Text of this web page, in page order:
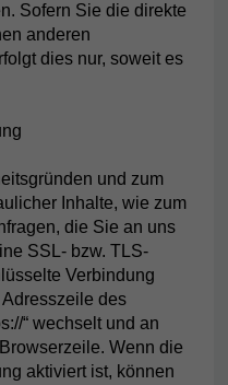
Sofern Sie die direkte
anderen
dies nur, soweit es
und zum
Inhalte, wie zum
die Sie an uns
SSL- bzw. TLS-
Verbindung
des
“ wechselt und an
Wenn die
aktiviert ist, können